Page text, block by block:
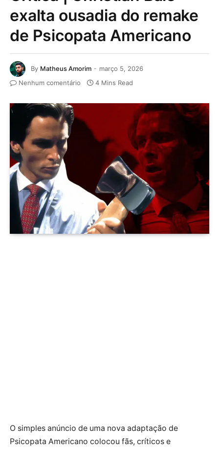
exalta ousadia do remake
de Psicopata Americano
By Matheus Amorim
março 5, 2026
Nenhum comentário
4 Mins Read
O simples anúncio de uma nova adaptação de
Psicopata Americano colocou fãs, críticos e